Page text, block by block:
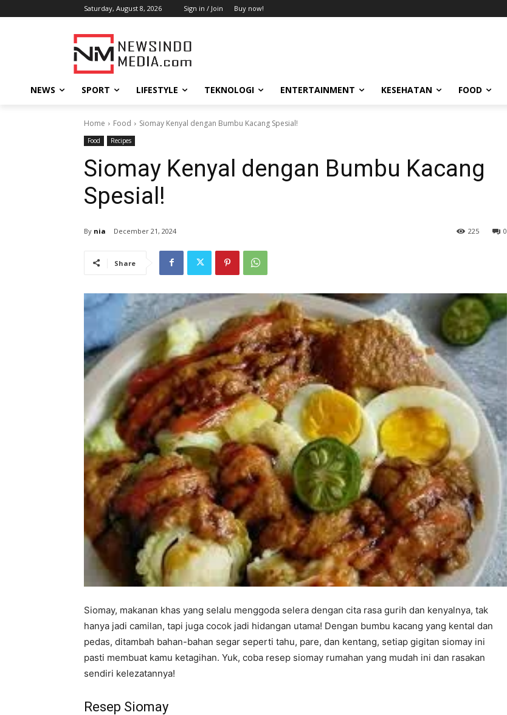
Saturday, August 8, 2026 Sign in / Join Buy now!
NEWS SPORT LIFESTYLE TEKNOLOGI ENTERTAINMENT KESEHATAN FOOD
Home Food Siomay Kenyal dengan Bumbu Kacang Spesial!
Food Recipes
Siomay Kenyal dengan Bumbu Kacang
Spesial!
By nia December 21, 2024 0
225
Share
Siomay, makanan khas yang selalu menggoda selera dengan cita rasa gurih dan kenyalnya, tak
hanya jadi camilan, tapi juga cocok jadi hidangan utama! Dengan bumbu kacang yang kental dan
pedas, ditambah bahan-bahan segar seperti tahu, pare, dan kentang, setiap gigitan siomay ini
pasti membuat kamu ketagihan. Yuk, coba resep siomay rumahan yang mudah ini dan rasakan
sendiri kelezatannya!
Resep Siomay